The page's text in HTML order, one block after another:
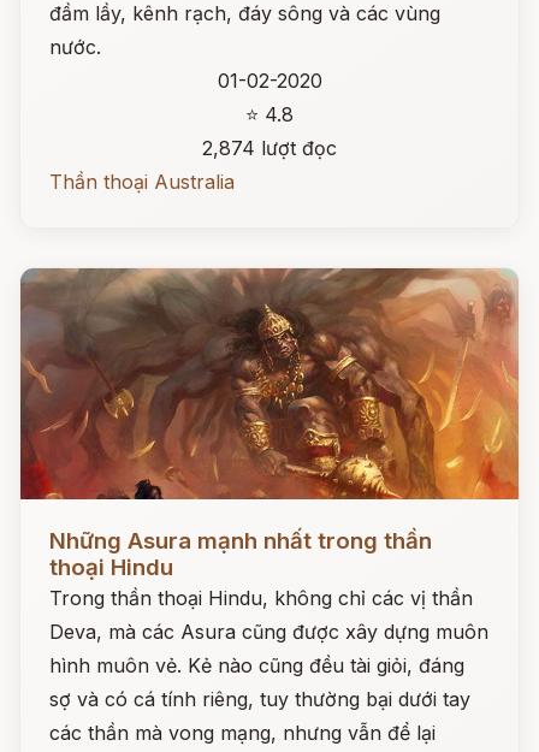
đầm lầy, kênh rạch, đáy sông và các vùng
nước.
01-02-2020
⭐ 4.8
2,874 lượt đọc
Thần thoại Australia
Những Asura mạnh nhất trong thần
thoại Hindu
Trong thần thoại Hindu, không chỉ các vị thần
Deva, mà các Asura cũng được xây dựng muôn
hình muôn vẻ. Kẻ nào cũng đều tài giỏi, đáng
sợ và có cá tính riêng, tuy thường bại dưới tay
các thần mà vong mạng, nhưng vẫn để lại